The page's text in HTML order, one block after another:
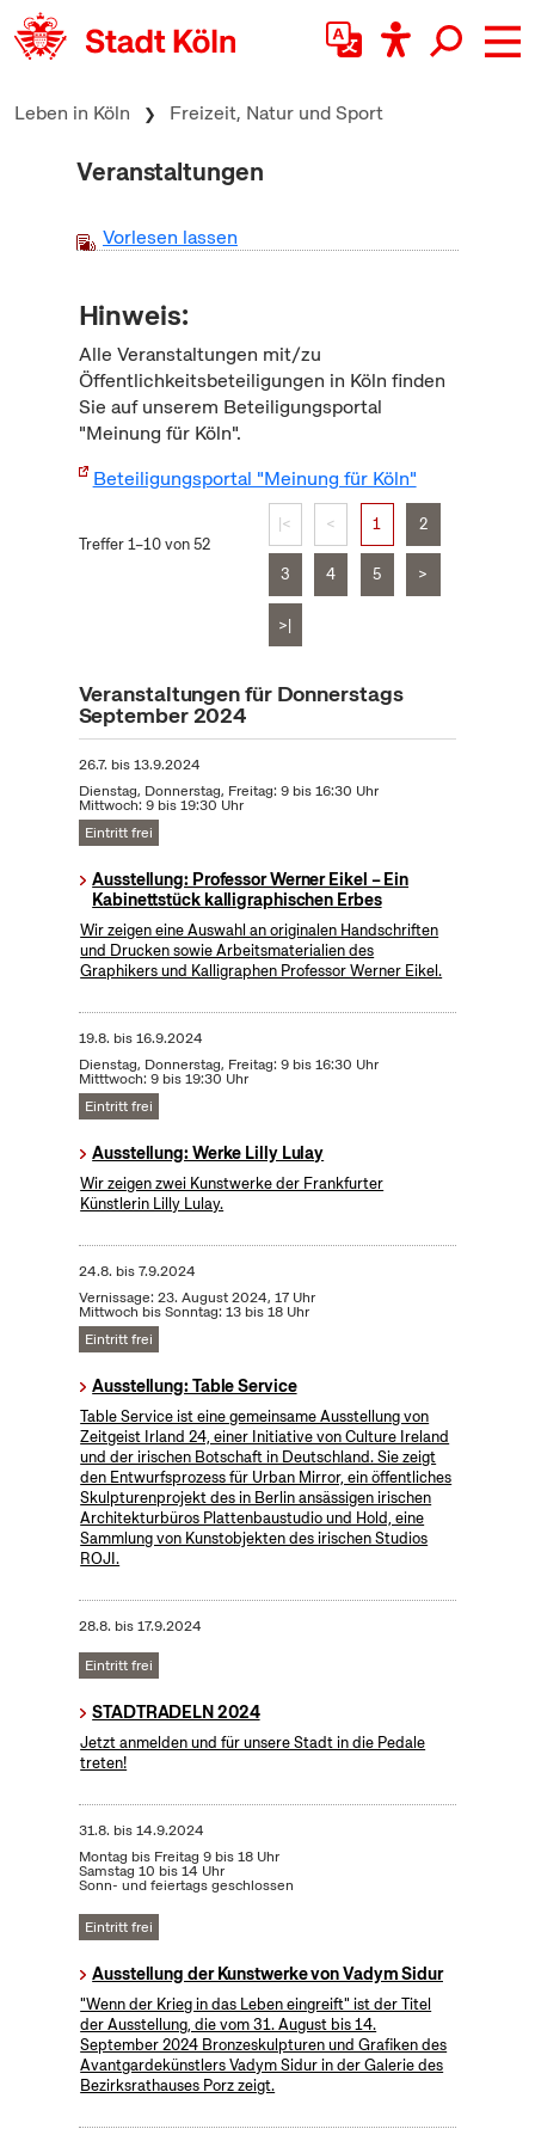
zum Inhalt springen
Leben in Köln Freizeit, Natur und Sport
Veranstaltungen
Vorlesen lassen
Hinweis:
Alle Veranstaltungen mit/zu
Öffentlichkeitsbeteiligungen in Köln finden
Sie auf unserem Beteiligungsportal
"Meinung für Köln".
Beteiligungsportal "Meinung für Köln"
Treffer 1–10 von 52
|< < 1 2
3 4 5 >
>|
Veranstaltungen für Donnerstags
September 2024
26.7. bis13.9.2024
Dienstag, Donnerstag, Freitag: 9 bis 16:30 Uhr
Mittwoch: 9 bis 19:30 Uhr
Eintritt frei
Ausstellung: Professor Werner Eikel – Ein
Kabinettstück kalligraphischen Erbes
Wir zeigen eine Auswahl an originalen Handschriften
und Drucken sowie Arbeitsmaterialien des
Graphikers und Kalligraphen Professor Werner Eikel.
19.8. bis16.9.2024
Dienstag, Donnerstag, Freitag: 9 bis 16:30 Uhr
Mitttwoch: 9 bis 19:30 Uhr
Eintritt frei
Ausstellung: Werke Lilly Lulay
Wir zeigen zwei Kunstwerke der Frankfurter
Künstlerin Lilly Lulay.
24.8. bis7.9.2024
Vernissage: 23. August 2024, 17 Uhr
Mittwoch bis Sonntag: 13 bis 18 Uhr
Eintritt frei
Ausstellung: Table Service
Table Service ist eine gemeinsame Ausstellung von
Zeitgeist Irland 24, einer Initiative von Culture Ireland
und der irischen Botschaft in Deutschland. Sie zeigt
den Entwurfsprozess für Urban Mirror, ein öffentliches
Skulpturenprojekt des in Berlin ansässigen irischen
Architekturbüros Plattenbaustudio und Hold, eine
Sammlung von Kunstobjekten des irischen Studios
ROJI.
28.8. bis17.9.2024
Eintritt frei
STADTRADELN 2024
Jetzt anmelden und für unsere Stadt in die Pedale
treten!
31.8. bis14.9.2024
Montag bis Freitag 9 bis 18 Uhr
Samstag 10 bis 14 Uhr
Sonn- und feiertags geschlossen
Eintritt frei
Ausstellung der Kunstwerke von Vadym Sidur
"Wenn der Krieg in das Leben eingreift" ist der Titel
der Ausstellung, die vom 31. August bis 14.
September 2024 Bronzeskulpturen und Grafiken des
Avantgardekünstlers Vadym Sidur in der Galerie des
Bezirksrathauses Porz zeigt.